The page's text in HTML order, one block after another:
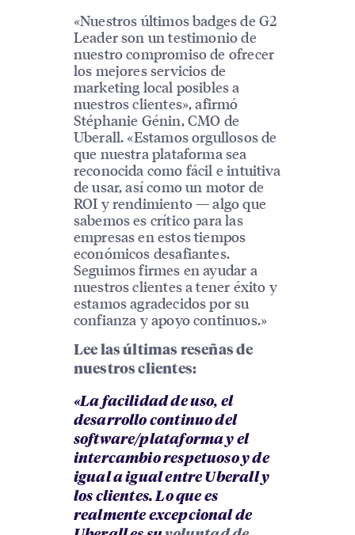
«Nuestros últimos badges de G2
Leader son un testimonio de
nuestro compromiso de ofrecer
los mejores servicios de
marketing local posibles a
nuestros clientes», afirmó
Stéphanie Génin, CMO de
Uberall. «Estamos orgullosos de
que nuestra plataforma sea
reconocida como fácil e intuitiva
de usar, así como un motor de
ROI y rendimiento — algo que
sabemos es crítico para las
empresas en estos tiempos
económicos desafiantes.
Seguimos firmes en ayudar a
nuestros clientes a tener éxito y
estamos agradecidos por su
confianza y apoyo continuos.»
Lee las últimas reseñas de
nuestros clientes:
«La facilidad de uso, el
desarrollo continuo del
software/plataforma y el
intercambio respetuoso y de
igual a igual entre Uberall y
los clientes. Lo que es
realmente excepcional de